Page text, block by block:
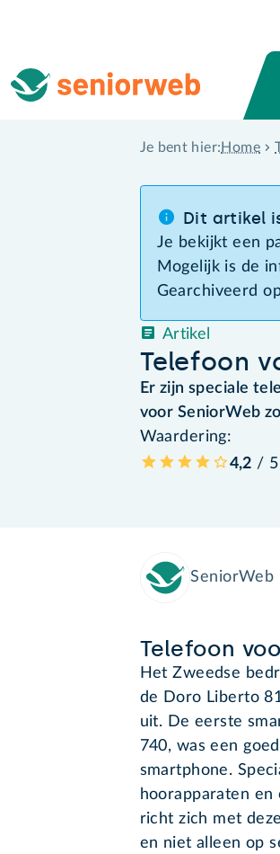
Je bent hier: Home
Dit artikel
Je bekijkt een
Mogelijk is de
Gearchiveerd
Telefoon
Artikel
Er zijn speciale
voor SeniorWeb
Waardering:
4,2 / 5
SeniorWeb
Telefoon
Het Zweedse
de Doro Liberto
uit. De eerste
740, was een
smartphone.
hoorapparaten
richt zich met
en niet alleen op